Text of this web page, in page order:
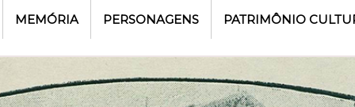
MEMÓRIA PERSONAGENS PATRIMÔNIO